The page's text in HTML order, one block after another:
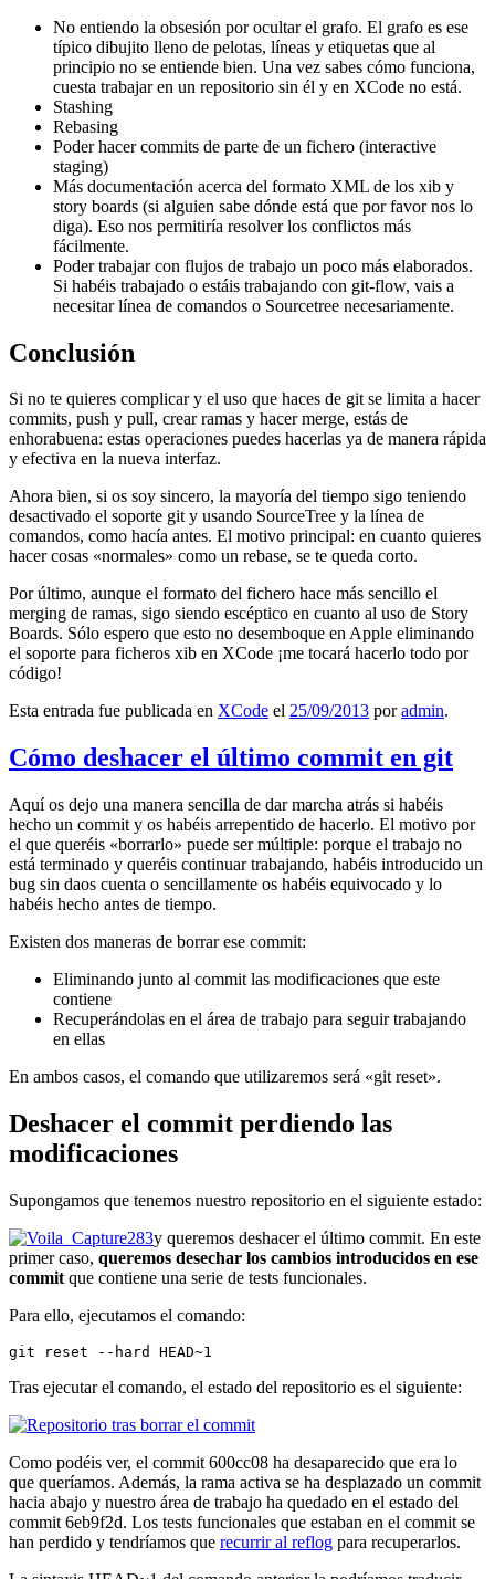
No entiendo la obsesión por ocultar el grafo. El grafo es ese
típico dibujito lleno de pelotas, líneas y etiquetas que al
principio no se entiende bien. Una vez sabes cómo funciona,
cuesta trabajar en un repositorio sin él y en XCode no está.
Stashing
Rebasing
Poder hacer commits de parte de un fichero (interactive
staging)
Más documentación acerca del formato XML de los xib y
story boards (si alguien sabe dónde está que por favor nos lo
diga). Eso nos permitiría resolver los conflictos más
fácilmente.
Poder trabajar con flujos de trabajo un poco más elaborados.
Si habéis trabajado o estáis trabajando con git-flow, vais a
necesitar línea de comandos o Sourcetree necesariamente.
Conclusión
Si no te quieres complicar y el uso que haces de git se limita a hacer
commits, push y pull, crear ramas y hacer merge, estás de
enhorabuena: estas operaciones puedes hacerlas ya de manera rápida
y efectiva en la nueva interfaz.
Ahora bien, si os soy sincero, la mayoría del tiempo sigo teniendo
desactivado el soporte git y usando SourceTree y la línea de
comandos, como hacía antes. El motivo principal: en cuanto quieres
hacer cosas «normales» como un rebase, se te queda corto.
Por último, aunque el formato del fichero hace más sencillo el
merging de ramas, sigo siendo escéptico en cuanto al uso de Story
Boards. Sólo espero que esto no desemboque en Apple eliminando
el soporte para ficheros xib en XCode ¡me tocará hacerlo todo por
código!
Esta entrada fue publicada en XCode el 25/09/2013 poradmin.
Cómo deshacer el último commit en git
Aquí os dejo una manera sencilla de dar marcha atrás si habéis
hecho un commit y os habéis arrepentido de hacerlo. El motivo por
el que queréis «borrarlo» puede ser múltiple: porque el trabajo no
está terminado y queréis continuar trabajando, habéis introducido un
bug sin daos cuenta o sencillamente os habéis equivocado y lo
habéis hecho antes de tiempo.
Existen dos maneras de borrar ese commit:
Eliminando junto al commit las modificaciones que este
contiene
Recuperándolas en el área de trabajo para seguir trabajando
en ellas
En ambos casos, el comando que utilizaremos será «git reset».
Deshacer el commit perdiendo las
modificaciones
Supongamos que tenemos nuestro repositorio en el siguiente estado:
y queremos deshacer el último commit. En este
primer caso, queremos desechar los cambios introducidos en ese
commit que contiene una serie de tests funcionales.
Para ello, ejecutamos el comando:
git reset --hard HEAD~1
Tras ejecutar el comando, el estado del repositorio es el siguiente:
Como podéis ver, el commit 600cc08 ha desaparecido que era lo
que queríamos. Además, la rama activa se ha desplazado un commit
hacia abajo y nuestro área de trabajo ha quedado en el estado del
commit 6eb9f2d. Los tests funcionales que estaban en el commit se
han perdido y tendríamos que recurrir al reflog para recuperarlos.